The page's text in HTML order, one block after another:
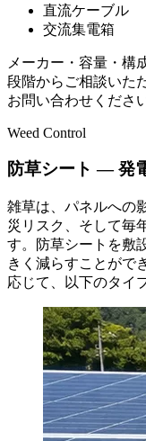
直流ケーブル
交流集電箱
メーカー・容量・構
段階からご相談いた
お問い合わせくださ
Weed Control
防草シート — 発
雑草は、パネルへの
災リスク、そして毎
す。防草シートを敷
きく減らすことがで
応じて、以下のタイ